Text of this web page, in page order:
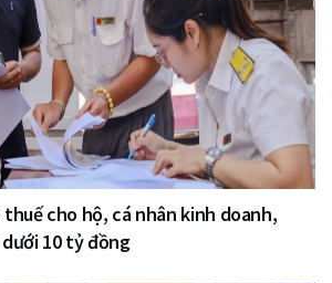
cho hộ, cá nhân kinh doanh,
10 tỷ đồng